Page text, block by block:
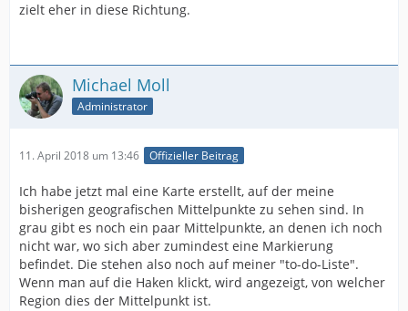
zielt eher in diese Richtung.
Michael Moll
Administrator
11. April 2018 um 13:46 Offizieller Beitrag
Ich habe jetzt mal eine Karte erstellt, auf der meine
bisherigen geografischen Mittelpunkte zu sehen sind. In
grau gibt es noch ein paar Mittelpunkte, an denen ich noch
nicht war, wo sich aber zumindest eine Markierung
befindet. Die stehen also noch auf meiner "to-do-Liste".
Wenn man auf die Haken klickt, wird angezeigt, von welcher
Region dies der Mittelpunkt ist.